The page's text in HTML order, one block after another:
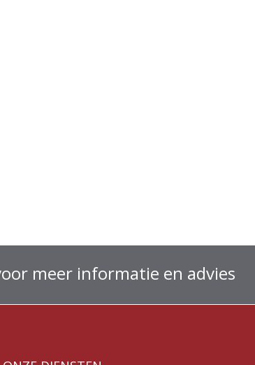
meer informatie en advies